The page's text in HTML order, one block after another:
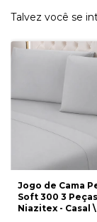
Talvez você se
Jogo de Cama
Soft 300 3 Peças
Niazitex - Casal